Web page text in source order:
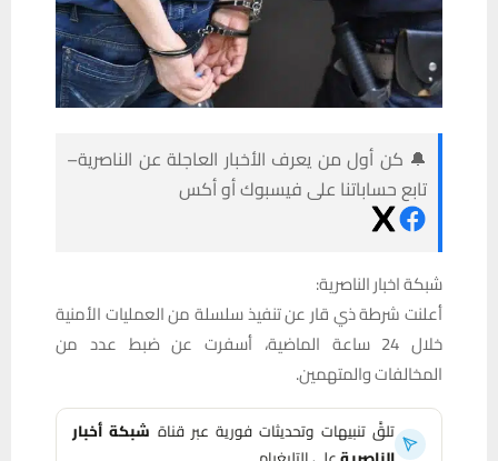
🔔 كن أول من يعرف الأخبار العاجلة عن الناصرية–
تابع حساباتنا على فيسبوك أو أكس
شبكة اخبار الناصرية:
أعلنت شرطة ذي قار عن تنفيذ سلسلة من العمليات الأمنية
خلال 24 ساعة الماضية، أسفرت عن ضبط عدد من
المخالفات والمتهمين.
تلقَّ تنبيهات وتحديثات فورية عبر قناة شبكة أخبار